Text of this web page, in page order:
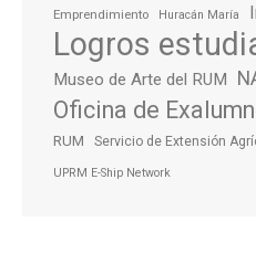
Emprendimiento Huracán María
Logros
Museo de Arte del RUM
Oficina de
RUM Servicio de Extensión
UPRM E-Ship Network